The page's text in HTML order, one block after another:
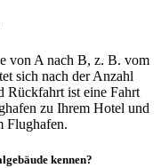
von A nach B, z. B. vom
sich nach der Anzahl
Rückfahrt ist eine Fahrt
zu Ihrem Hotel und
Flughafen.
kennen?